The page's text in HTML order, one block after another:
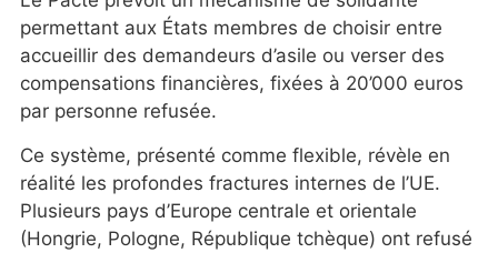
permettant aux États membres de choisir entre
accueillir des demandeurs d’asile ou verser des
compensations financières, fixées à 20’000 euros
par personne refusée.
Ce système, présenté comme flexible, révèle en
réalité les profondes fractures internes de l’UE.
Plusieurs pays d’Europe centrale et orientale
(Hongrie, Pologne, République tchèque) ont refusé